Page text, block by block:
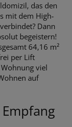
das den
mit dem High-
Dann
begeistern!
64,16 m²
per Lift
viel
auf